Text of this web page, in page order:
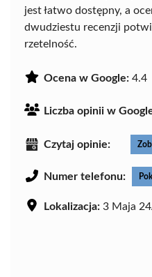
jest łatwo dostępny, a
dwudziestu recenzji
rzetelność.
Ocena w Google: 4.4
Liczba opinii w
Czytaj opinie:
Numer telefonu:
Lokalizacja: 3 Maja